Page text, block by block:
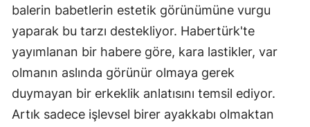
balerin babetlerin estetik görünümüne vurgu
yaparak bu tarzı destekliyor. Habertürk'te
yayımlanan bir habere göre, kara lastikler, var
olmanın aslında görünür olmaya gerek
duymayan bir erkeklik anlatısını temsil ediyor.
Artık sadece işlevsel birer ayakkabı olmaktan